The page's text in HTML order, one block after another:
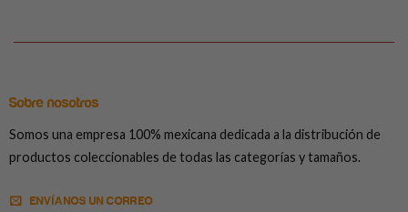
Sobre nosotros
Somos una empresa 100% mexicana dedicada a la distribución de
productos coleccionables de todas las categorías y tamaños.
ENVÍANOS UN CORREO